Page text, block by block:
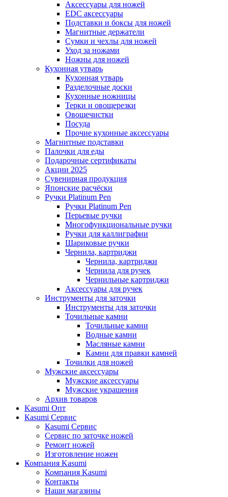
Аксессуары для ножей
EDC аксессуары
Подставки и боксы для ножей
Магнитные держатели
Сумки и чехлы для ножей
Уход за ножами
Ножны для ножей
Кухонная утварь
Кухонная утварь
Разделочные доски
Кухонные ножницы
Терки и овощерезки
Овощечистки
Посуда
Прочие кухонные аксессуары
Магнитные подставки
Палочки для еды
Подарочные сертификаты
Акции 2025
Сувенирная продукция
Японские расчёски
Ручки Platinum Pen
Ручки Platinum Pen
Перьевые ручки
Многофункциональные ручки
Ручки для каллиграфии
Шариковые ручки
Чернила, картриджи
Чернила, картриджи
Чернила для ручек
Чернильные картриджи
Аксессуары для ручек
Инструменты для заточки
Инструменты для заточки
Точильные камни
Точильные камни
Водные камни
Масляные камни
Камни для правки камней
Точилки для ножей
Мужские аксессуары
Мужские аксессуары
Мужские украшения
Архив товаров
Kasumi Опт
Кasumi Сервис
Кasumi Сервис
Сервис по заточке ножей
Ремонт ножей
Изготовление ножен
Компания Kasumi
Компания Kasumi
Контакты
Наши магазины